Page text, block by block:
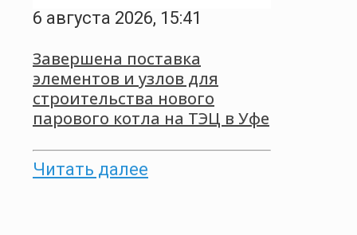
6 августа 2026, 15:41
Завершена поставка
элементов и узлов для
строительства нового
парового котла на ТЭЦ в Уфе
Читать далее